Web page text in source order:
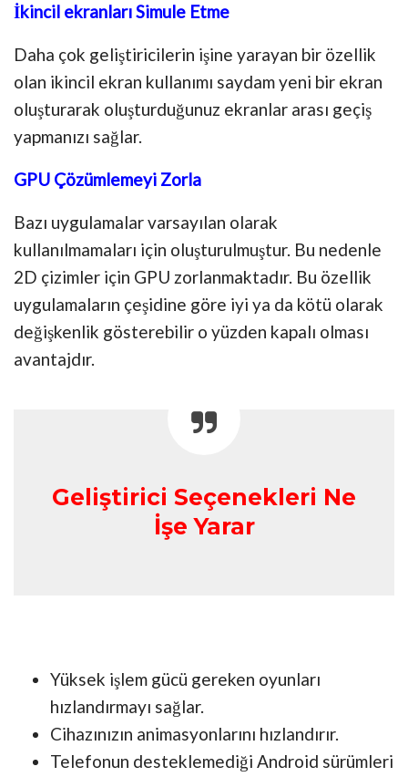
İkincil ekranları Simule Etme
Daha çok geliştiricilerin işine yarayan bir özellik
olan ikincil ekran kullanımı saydam yeni bir ekran
oluşturarak oluşturduğunuz ekranlar arası geçiş
yapmanızı sağlar.
GPU Çözümlemeyi Zorla
Bazı uygulamalar varsayılan olarak
kullanılmamaları için oluşturulmuştur. Bu nedenle
2D çizimler için GPU zorlanmaktadır. Bu özellik
uygulamaların çeşidine göre iyi ya da kötü olarak
değişkenlik gösterebilir o yüzden kapalı olması
avantajdır.
Geliştirici Seçenekleri Ne
İşe Yarar
Yüksek işlem gücü gereken oyunları
hızlandırmayı sağlar.
Cihazınızın animasyonlarını hızlandırır.
Telefonun desteklemediği Android sürümleri